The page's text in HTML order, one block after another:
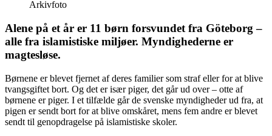
Arkivfoto
Alene på et år er 11 børn forsvundet fra Göteborg –
alle fra islamistiske miljøer. Myndighederne er
magtesløse.
Børnene er blevet fjernet af deres familier som straf eller for at blive
tvangsgiftet bort. Og det er især piger, det går ud over – otte af
børnene er piger. I et tilfælde går de svenske myndigheder ud fra, at
pigen er sendt bort for at blive omskåret, mens fem andre er blevet
sendt til genopdragelse på islamistiske skoler.